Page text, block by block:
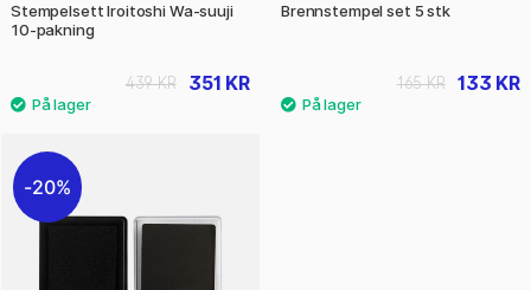
Stempelsett Iroitoshi Wa-suuji
10-pakning
351 KR
439 KR
Brennstempel set 5 stk
133 KR
165 KR
20%